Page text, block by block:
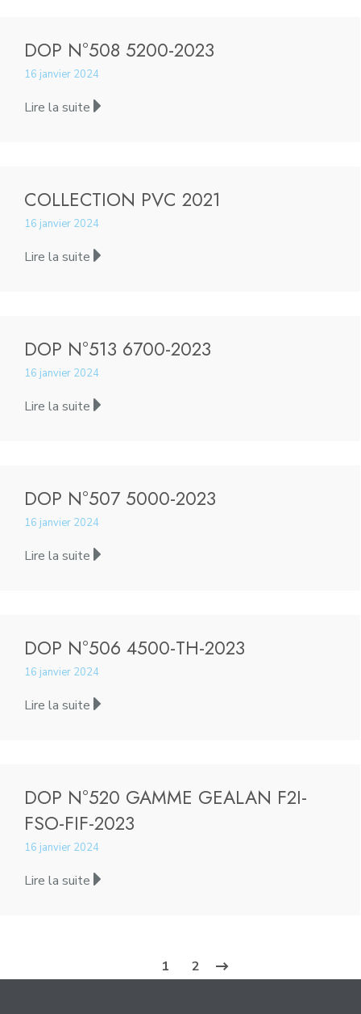
DOP N°508 5200-2023
16 janvier 2024
Lire la suite
COLLECTION PVC 2021
16 janvier 2024
Lire la suite
DOP N°513 6700-2023
16 janvier 2024
Lire la suite
DOP N°507 5000-2023
16 janvier 2024
Lire la suite
DOP N°506 4500-TH-2023
16 janvier 2024
Lire la suite
DOP N°520 GAMME GEALAN F2I-
FSO-FIF-2023
16 janvier 2024
Lire la suite
1 2